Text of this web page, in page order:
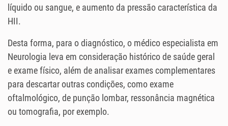
líquido ou sangue, e aumento da pressão característica da
HII.
Desta forma, para o diagnóstico, o médico especialista em
Neurologia leva em consideração histórico de saúde geral
e exame físico, além de analisar exames complementares
para descartar outras condições, como exame
oftalmológico, de punção lombar, ressonância magnética
ou tomografia, por exemplo.